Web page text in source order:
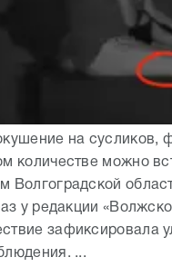
на сусликов,
количестве можно
Волгоградской
у редакции
зафиксировала
...